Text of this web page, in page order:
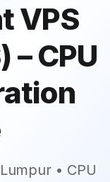
VPS
– CPU
• CPU